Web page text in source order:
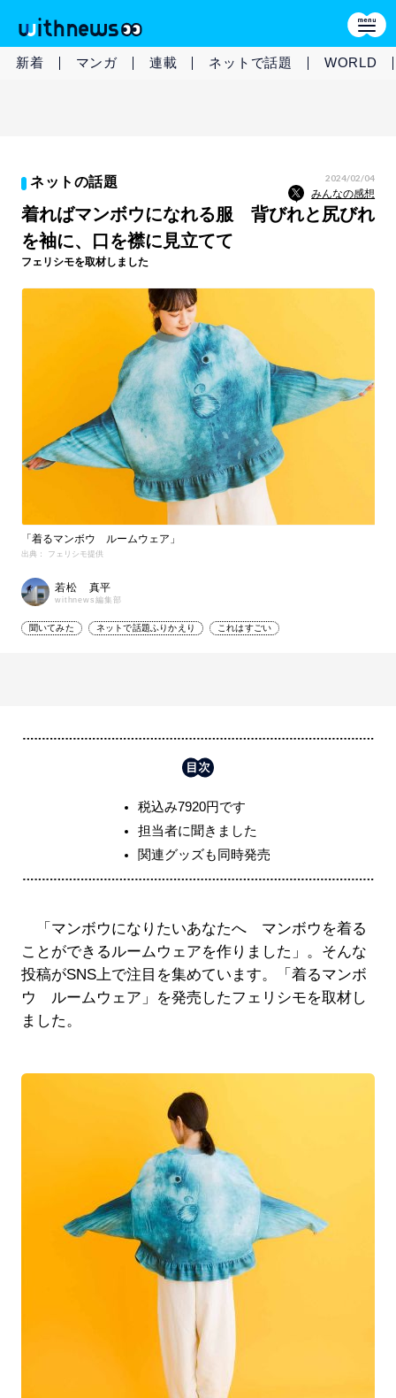
新着 マンガ 連載 ネットで話題 WORLD
ネットの話題 2024/02/04
みんなの感想
着ればマンボウになれる服 背びれと尻びれ
を袖に、口を襟に見立てて
フェリシモを取材しました
「着るマンボウ ルームウェア」
出典： フェリシモ提供
若松 真平
withnews編集部
聞いてみた ネットで話題ふりかえり これはすごい
税込み7920円です
担当者に聞きました
関連グッズも同時発売
「マンボウになりたいあなたへ マンボウを着る
ことができるルームウェアを作りました」。そんな
投稿がSNS上で注目を集めています。「着るマンボ
ウ ルームウェア」を発売したフェリシモを取材し
ました。